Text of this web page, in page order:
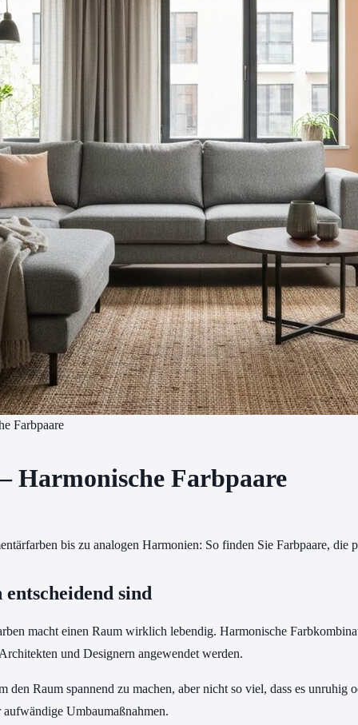
Farbpaare
Harmonische Farbpaare
bis zu analogen Harmonien: So finden Sie Farbpaare, die
sind
macht einen Raum wirklich lebendig. Harmonische
und Designern angewendet werden.
Raum spannend zu machen, aber nicht so viel, dass es
Umbaumaßnahmen.